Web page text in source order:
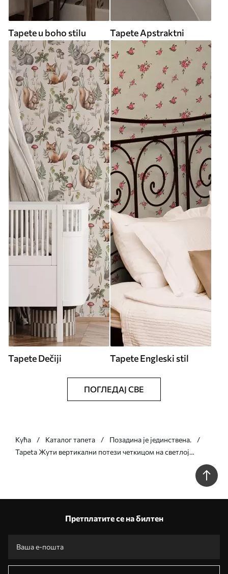
Tapete u boho stilu Tapete Apstraktni
Tapete Dečiji Tapete Engleski stil
ПОГЛЕДАЈ СВЕ
Кућа Каталог тапета
Позадина је јединствена.
Tapeta Жути вертикални потези четкицом на светлој
Претплатите се на билтен